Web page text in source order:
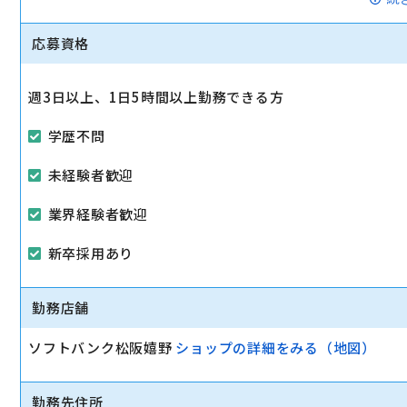
店長候補は売り上げや商品管理、店舗目標に向けての戦略
応募資格
週3日以上、1日5時間以上勤務できる方
学歴不問
未経験者歓迎
業界経験者歓迎
新卒採用あり
勤務店舗
ソフトバンク松阪嬉野 ショップの詳細をみる（地図）
勤務先住所